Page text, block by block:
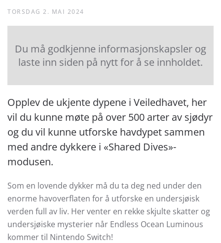
TORSDAG 2. MAI 2024
Du må godkjenne informasjonskapsler og
laste inn siden på nytt for å se innholdet.
Opplev de ukjente dypene i Veiledhavet, her
vil du kunne møte på over 500 arter av sjødyr
og du vil kunne utforske havdypet sammen
med andre dykkere i «Shared Dives»-
modusen.
Som en lovende dykker må du ta deg ned under den
enorme havoverflaten for å utforske en undersjøisk
verden full av liv. Her venter en rekke skjulte skatter og
undersjøiske mysterier når Endless Ocean Luminous
kommer til Nintendo Switch!